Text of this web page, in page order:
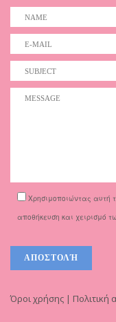
Χρησιμοποιώντας αυτή
αποθήκευση και χειρισμό
Όροι χρήσης | Πολιτική